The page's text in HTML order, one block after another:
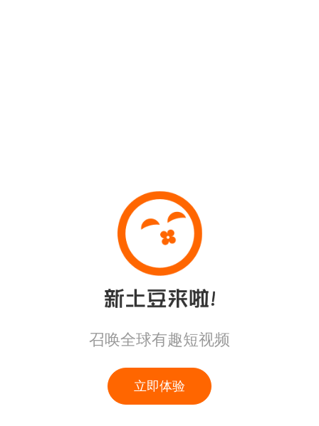
召唤全球有趣短视频
立即体验